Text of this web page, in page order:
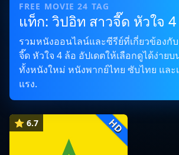
FREE MOVIE 24 TAG
แท็ก: วิปอิท สาวจี๊ด หัวใจ 4
รวมหนังออนไลน์และซีรีย์ที่เกี่ยวข้องกั
จี๊ด หัวใจ 4 ล้อ อัปเดตให้เลือกดูได้ง่าย
ทั้งหนังใหม่ หนังพากย์ไทย ซับไทย และ
แรง.
⭐ 6.7 HD